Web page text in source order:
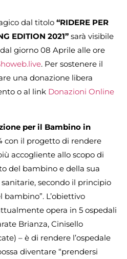
dal titolo “RIDERE PER
EDITION 2021” sarà visibile
giorno 08 Aprile alle ore
. Per sostenere il
una donazione libera
o al link Donazioni Online
per il Bambino in
con il progetto di rendere
accogliente allo scopo di
del bambino e della sua
secondo il principio
L’obiettivo
opera in 5 ospedali
Brianza, Cinisello
– è di rendere l’ospedale
diventare “prendersi